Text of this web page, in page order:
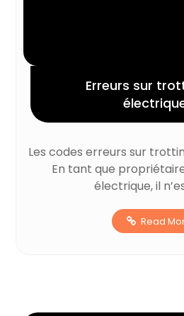
Erreurs sur
Les codes erreurs sur
En tant que
électrique, il
Read